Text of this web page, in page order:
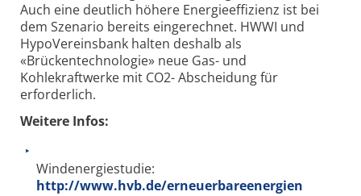
Auch eine deutlich höhere Energieeffizienz ist bei
dem Szenario bereits eingerechnet. HWWI und
HypoVereinsbank halten deshalb als
«Brückentechnologie» neue Gas- und
Kohlekraftwerke mit CO2- Abscheidung für
erforderlich.
Weitere Infos:
Windenergiestudie:
http://www.hvb.de/erneuerbareenergien